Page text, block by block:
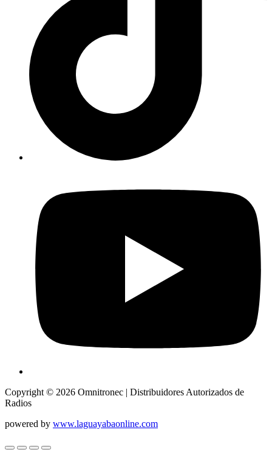
Copyright © 2026 Omnitronec | Distribuidores Autorizados de
Radios
powered by www.laguayabaonline.com